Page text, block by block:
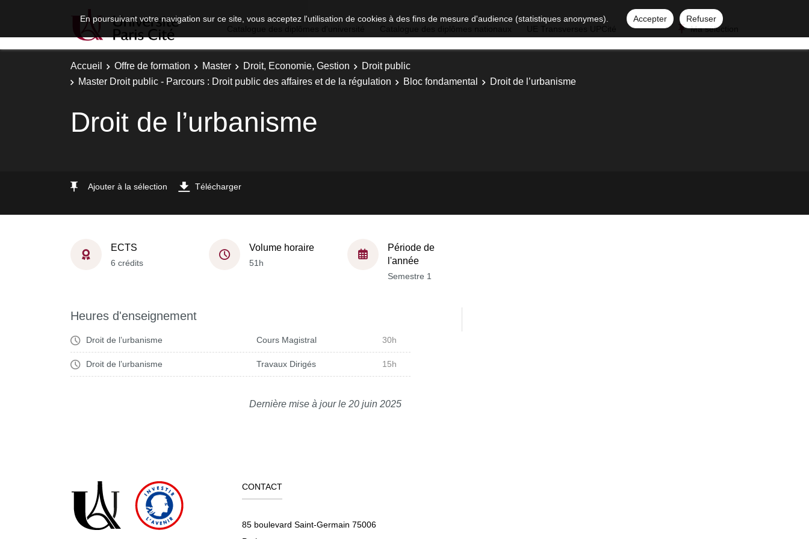
En poursuivant votre navigation sur ce site, vous acceptez l'utilisation de cookies à des fins de mesure d'audience (statistiques anonymes). Accepter
Refuser
Ma sélection
Accueil Offre de formation Master Droit, Economie, Gestion
Droit public
Master Droit public - Parcours : Droit public des affaires et de la régulation
Bloc fondamental Droit de l’urbanisme
Droit de l’urbanisme
Ajouter à la sélection Télécharger
ECTS
6 crédits
Volume horaire
51h
Période de
l'année
Semestre 1
Heures d'enseignement
Droit de l’urbanisme Cours Magistral 30h
Droit de l’urbanisme Travaux Dirigés 15h
Dernière mise à jour le 20 juin 2025
CONTACT
85 boulevard Saint-Germain 75006